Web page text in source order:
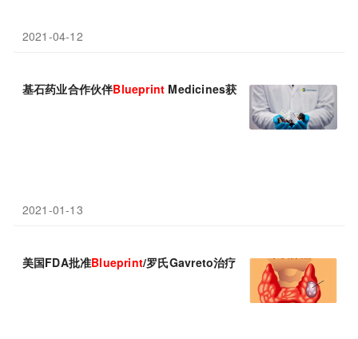
2021-04-12
基石药业合作伙伴Blueprint Medicines获得美国FDA授予其阿伐
2021-01-13
美国FDA批准Blueprint/罗氏Gavreto治疗甲状腺癌，基石药业拥